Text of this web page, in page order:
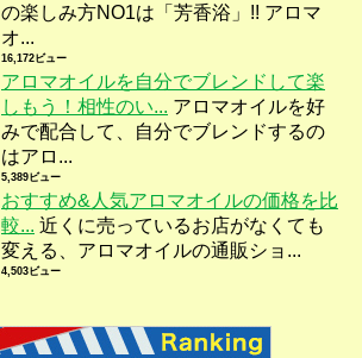
の楽しみ方NO1は「芳香浴」!! アロマ
オ...
16,172ビュー
アロマオイルを自分でブレンドして楽
しもう！相性のい... アロマオイルを好
みで配合して、自分でブレンドするの
はアロ...
5,389ビュー
おすすめ&人気アロマオイルの価格を比
較... 近くに売っているお店がなくても
変える、アロマオイルの通販ショ...
4,503ビュー